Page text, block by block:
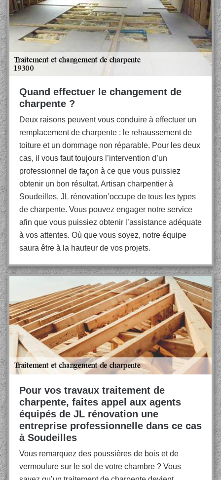
Quand effectuer le changement de
charpente ?
Deux raisons peuvent vous conduire à effectuer un
remplacement de charpente : le rehaussement de
toiture et un dommage non réparable. Pour les deux
cas, il vous faut toujours l’intervention d’un
professionnel de façon à ce que vous puissiez
obtenir un bon résultat. Artisan charpentier à
Soudeilles, JL rénovation’occupe de tous les types
de charpente. Vous pouvez engager notre service
afin que vous puissiez obtenir l’assistance adéquate
à vos attentes. Où que vous soyez, notre équipe
saura être à la hauteur de vos projets.
Pour vos travaux traitement de
charpente, faites appel aux agents
équipés de JL rénovation une
entreprise professionnelle dans ce cas
à Soudeilles
Vous remarquez des poussières de bois et de
vermoulure sur le sol de votre chambre ? Vous